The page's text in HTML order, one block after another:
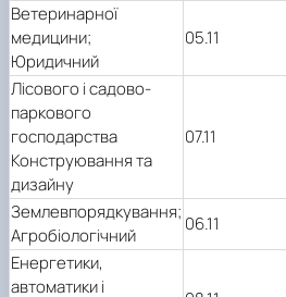
Ветеринарної
медицини;
Юридичний
05.11
Лісового і садово-
паркового
господарства
Конструювання та
дизайну
07.11
Землевпорядкування;
Агробіологічний
06.11
Енергетики,
автоматики і